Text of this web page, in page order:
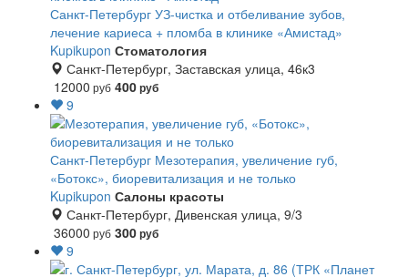
Санкт-Петербург УЗ-чистка и отбеливание зубов,
лечение кариеса + пломба в клинике «Амистад»
Kupikupon Стоматология
Санкт-Петербург, Заставская улица, 46к3
12000 руб 400руб
9
Санкт-Петербург Мезотерапия, увеличение губ,
«Ботокс», биоревитализация и не только
Kupikupon Салоны красоты
Санкт-Петербург, Дивенская улица, 9/3
36000 руб 300руб
9